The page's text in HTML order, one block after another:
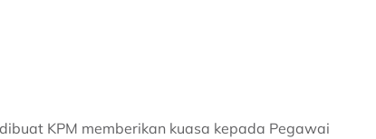
KPM memberikan kuasa kepada Pegawai